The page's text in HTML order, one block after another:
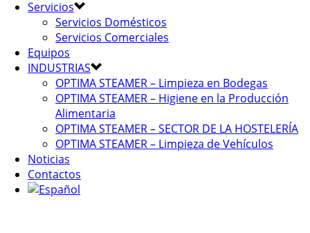
Servicios
Servicios Domésticos
Servicios Comerciales
Equipos
INDUSTRIAS
OPTIMA STEAMER – Limpieza en Bodegas
OPTIMA STEAMER – Higiene en la Producción
Alimentaria
OPTIMA STEAMER – SECTOR DE LA HOSTELERÍA
OPTIMA STEAMER – Limpieza de Vehículos
Noticias
Contactos